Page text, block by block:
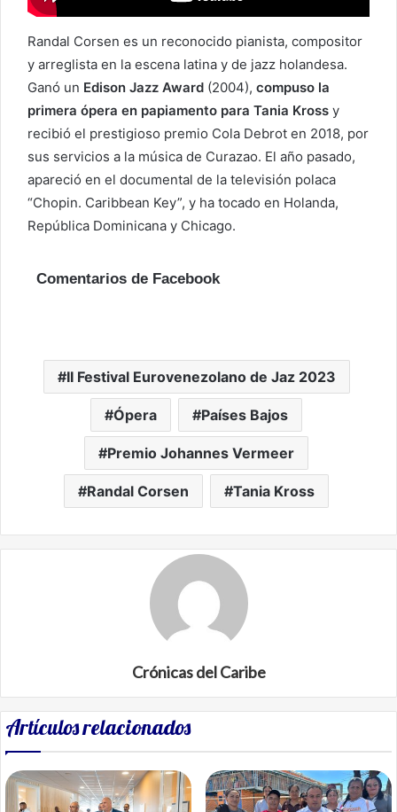
Randal Corsen es un reconocido pianista, compositor
y arreglista en la escena latina y de jazz holandesa.
Ganó un Edison Jazz Award (2004), compuso la
primera ópera en papiamento para Tania Kross y
recibió el prestigioso premio Cola Debrot en 2018, por
sus servicios a la música de Curazao. El año pasado,
apareció en el documental de la televisión polaca
“Chopin. Caribbean Key”, y ha tocado en Holanda,
República Dominicana y Chicago.
Comentarios de Facebook
II Festival Eurovenezolano de Jaz 2023
Ópera Países Bajos
Premio Johannes Vermeer
Randal Corsen Tania Kross
Crónicas del Caribe
Artículos relacionados